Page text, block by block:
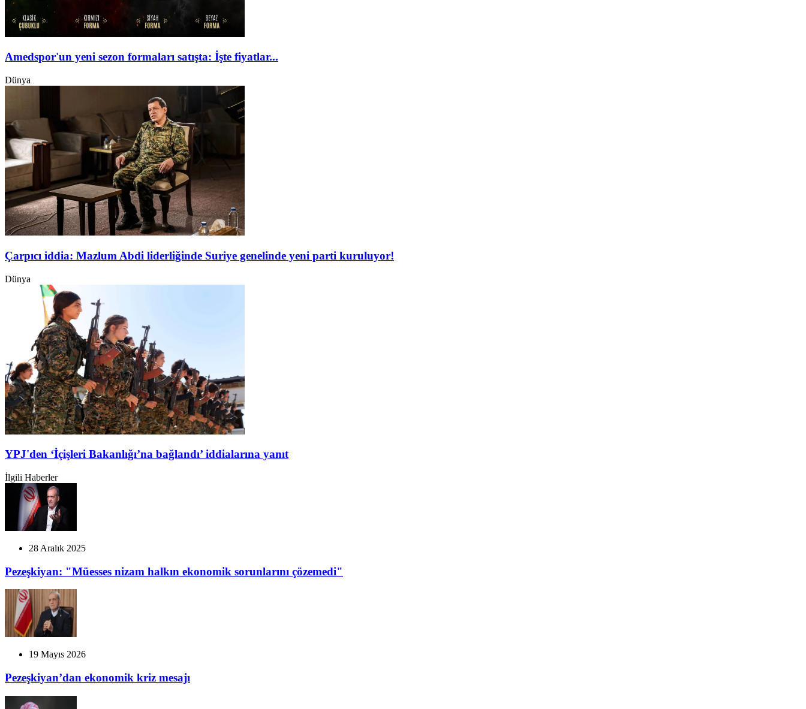
Amedspor'un yeni sezon formaları satışta: İşte fiyatlar...
Dünya
Çarpıcı iddia: Mazlum Abdi liderliğinde Suriye genelinde yeni parti kuruluyor!
Dünya
YPJ'den ‘İçişleri Bakanlığı’na bağlandı’ iddialarına yanıt
İlgili Haberler
28 Aralık 2025
Pezeşkiyan: "Müesses nizam halkın ekonomik sorunlarını çözemedi"
19 Mayıs 2026
Pezeşkiyan’dan ekonomik kriz mesajı